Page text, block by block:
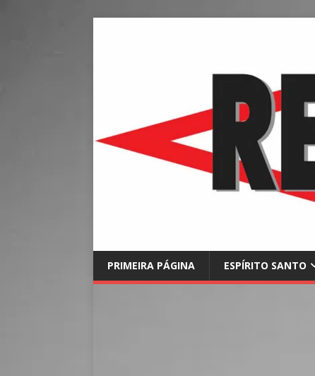
PRIMEIRA PÁGINA ESPÍRITO SANTO